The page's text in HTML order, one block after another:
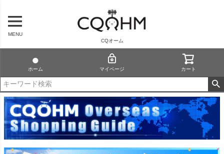
MENU
CQオーム
ホーム マイページ カート